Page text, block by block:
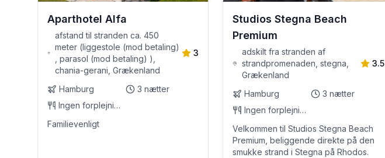
Aparthotel Alfa
afstand til stranden ca. 450
meter (liggestole (mod betaling)
, parasol (mod betaling) ),
chania-gerani, Grækenland
3
Hamburg 3 nætter
Ingen forplejning
Familievenligt
Studios Stegna Beach
Premium
adskilt fra stranden af
strandpromenaden, stegna,
Grækenland
3.5
Hamburg 3 nætter
Ingen forplejning
Velkommen til Studios Stegna Beach
Premium, beliggende direkte på den
smukke strand i Stegna på Rhodos.